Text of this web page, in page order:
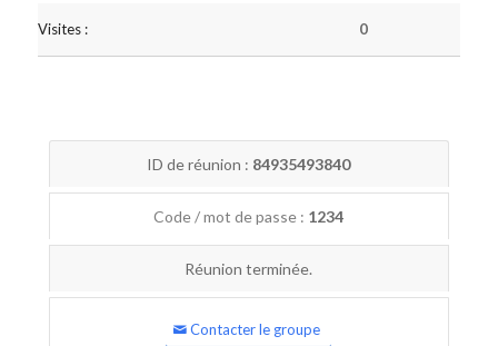
Visites : 0
ID de réunion : 84935493840
Code / mot de passe : 1234
Réunion terminée.
Contacter le groupe